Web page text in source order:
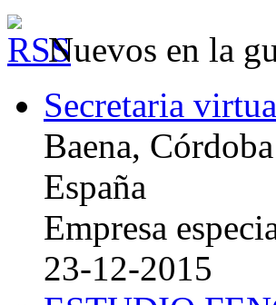
Nuevos en la
Secretaria
Baena,
España
Empresa
23-12-2015